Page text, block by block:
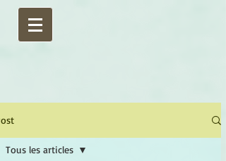
Tous les articles